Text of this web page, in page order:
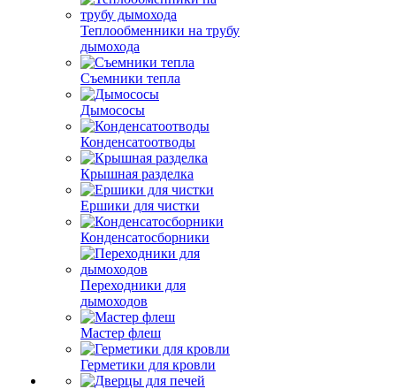
Теплообменники на трубу
дымохода
Съемники тепла
Дымососы
Конденсатоотводы
Крышная разделка
Ершики для чистки
Конденсатосборники
Переходники для
дымоходов
Мастер флеш
Герметики для кровли